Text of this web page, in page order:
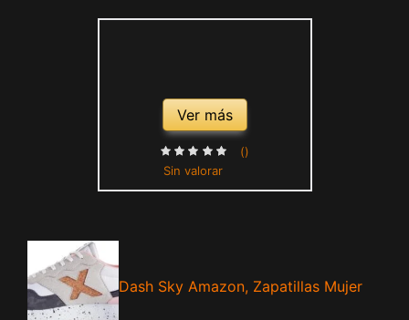
Ver más
Sin valorar
()
Dash Sky Amazon, Zapatillas Mujer